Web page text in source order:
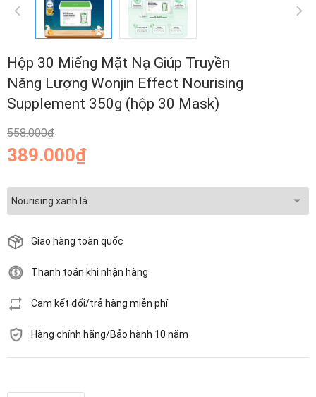
Hộp 30 Miếng Mặt Nạ Giúp Truyền
Năng Lượng Wonjin Effect Nourising
Supplement 350g (hộp 30 Mask)
558.000₫
389.000₫
Giao hàng toàn quốc
Thanh toán khi nhận hàng
Cam kết đổi/trả hàng miễn phí
Hàng chính hãng/Bảo hành 10 năm